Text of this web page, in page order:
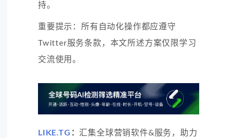
持。
重要提示：所有自动化操作都应遵守
Twitter服务条款，本文所述方案仅限学习
交流使用。
LIKE.TG ： 汇集全球营销软件&服务，助力